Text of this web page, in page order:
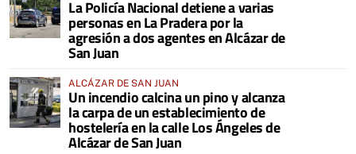
La Policía Nacional detiene a varias
personas en La Pradera por la
agresión a dos agentes en Alcázar de
San Juan
ALCÁZAR DE SAN JUAN
Un incendio calcina un pino y alcanza
la carpa de un establecimiento de
hostelería en la calle Los Ángeles de
Alcázar de San Juan